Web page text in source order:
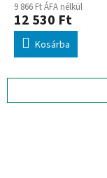
9 866 Ft ÁFA nélkül
12 530 Ft
Kosárba